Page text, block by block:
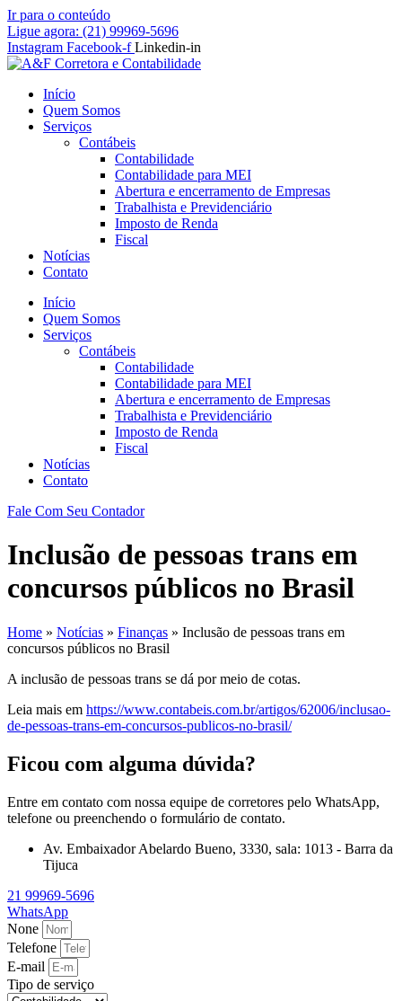
Ir para o conteúdo
Ligue agora: (21) 99969-5696
Instagram Facebook-f Linkedin-in
Início
Quem Somos
Serviços
Contábeis
Contabilidade
Contabilidade para MEI
Abertura e encerramento de Empresas
Trabalhista e Previdenciário
Imposto de Renda
Fiscal
Notícias
Contato
Início
Quem Somos
Serviços
Contábeis
Contabilidade
Contabilidade para MEI
Abertura e encerramento de Empresas
Trabalhista e Previdenciário
Imposto de Renda
Fiscal
Notícias
Contato
Fale Com Seu Contador
Inclusão de pessoas trans em
concursos públicos no Brasil
Home » Notícias » Finanças » Inclusão de pessoas trans em
concursos públicos no Brasil
A inclusão de pessoas trans se dá por meio de cotas.
Leia mais em https://www.contabeis.com.br/artigos/62006/inclusao-
de-pessoas-trans-em-concursos-publicos-no-brasil/
Ficou com alguma dúvida?
Entre em contato com nossa equipe de corretores pelo WhatsApp,
telefone ou preenchendo o formulário de contato.
Av. Embaixador Abelardo Bueno, 3330, sala: 1013 - Barra da
Tijuca
21 99969-5696
WhatsApp
None
Telefone
E-mail
Tipo de serviço